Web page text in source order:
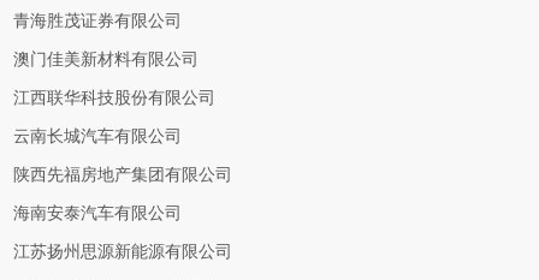
青海胜茂证券有限公司
澳门佳美新材料有限公司
江西联华科技股份有限公司
云南长城汽车有限公司
陕西先福房地产集团有限公司
海南安泰汽车有限公司
江苏扬州思源新能源有限公司